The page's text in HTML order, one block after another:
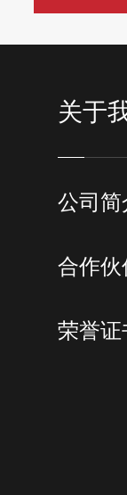
关于
公司简
合作伙
荣誉证